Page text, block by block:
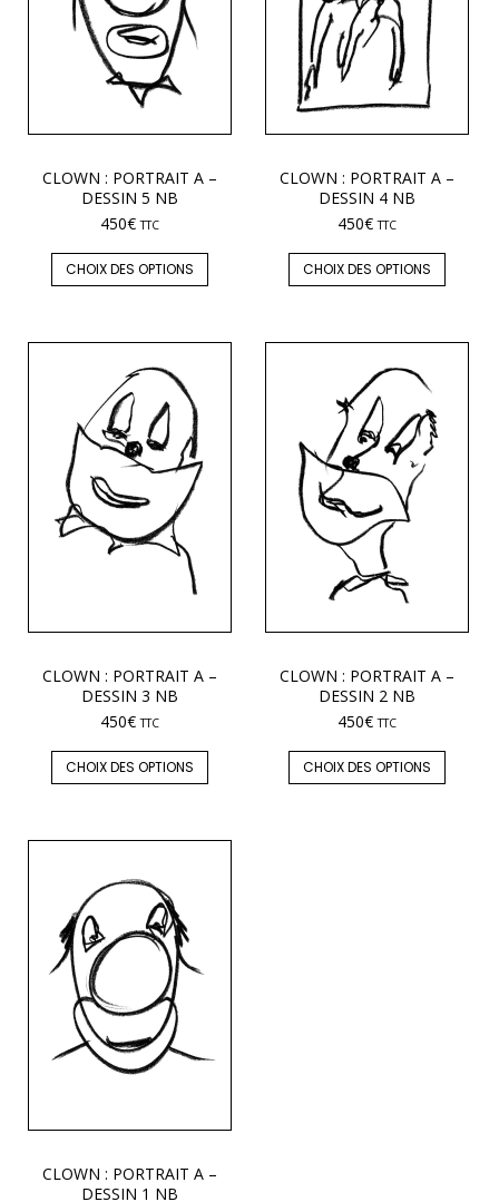
CLOWN : PORTRAIT A –
DESSIN 5 NB
450€ TTC
CHOIX DES OPTIONS
CLOWN : PORTRAIT A –
DESSIN 4 NB
450€ TTC
CHOIX DES OPTIONS
CLOWN : PORTRAIT A –
DESSIN 3 NB
450€ TTC
CHOIX DES OPTIONS
CLOWN : PORTRAIT A –
DESSIN 2 NB
450€ TTC
CHOIX DES OPTIONS
CLOWN : PORTRAIT A –
DESSIN 1 NB